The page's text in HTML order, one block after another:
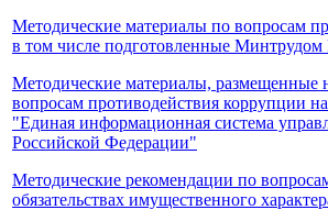
Методические материалы по вопросам
в том числе подготовленные Минтрудом
Методические материалы, размещенные
вопросам противодействия коррупции
"Единая информационная система
Российской Федерации"
Методические рекомендации по
обязательствах имущественного